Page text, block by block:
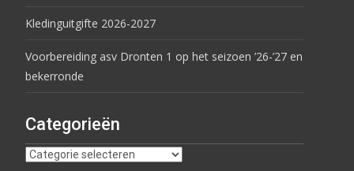
Kledinguitgifte 2026-2027
Voorbereiding asv Dronten 1 op het seizoen ’26-’27 en
bekerronde
Categorieën